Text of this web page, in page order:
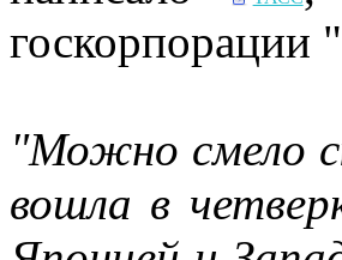
госкорпорации
"Можно смело
вошла в